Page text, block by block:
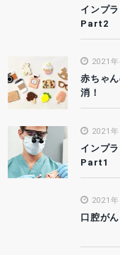
インプ
Part2
2021年
赤ちゃ
消！
2021
インプ
Part1
2021
口腔が